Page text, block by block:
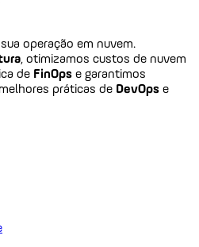
operação em nuvem.
, otimizamos custos de nuvem
de FinOps e garantimos
práticas de DevOps e